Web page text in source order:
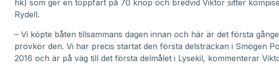
hk) som ger en toppfart på 70 knop och bredvid Viktor sitter
Rydell.
– Vi köpte båten tillsammans dagen innan och här är det första
provkör den. Vi har precis startat den första delsträckan i Smögen
2016 och är på väg till det första delmålet i Lysekil, kommenterar